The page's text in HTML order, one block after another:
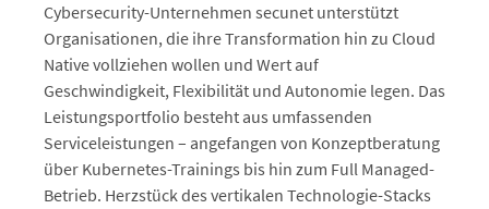
Cybersecurity-Unternehmen secunet unterstützt
Organisationen, die ihre Transformation hin zu Cloud
Native vollziehen wollen und Wert auf
Geschwindigkeit, Flexibilität und Autonomie legen. Das
Leistungsportfolio besteht aus umfassenden
Serviceleistungen – angefangen von Konzeptberatung
über Kubernetes-Trainings bis hin zum Full Managed-
Betrieb. Herzstück des vertikalen Technologie-Stacks